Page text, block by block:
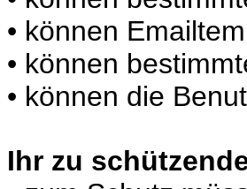
• können
• können
• können die
Ihr zu